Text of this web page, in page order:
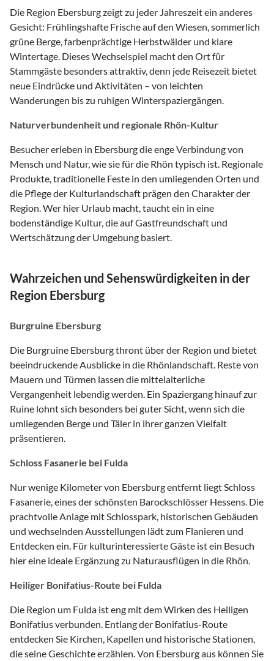
Die Region Ebersburg zeigt zu jeder Jahreszeit ein anderes
Gesicht: Frühlingshafte Frische auf den Wiesen, sommerlich
grüne Berge, farbenprächtige Herbstwälder und klare
Wintertage. Dieses Wechselspiel macht den Ort für
Stammgäste besonders attraktiv, denn jede Reisezeit bietet
neue Eindrücke und Aktivitäten – von leichten
Wanderungen bis zu ruhigen Winterspaziergängen.
Naturverbundenheit und regionale Rhön-Kultur
Besucher erleben in Ebersburg die enge Verbindung von
Mensch und Natur, wie sie für die Rhön typisch ist. Regionale
Produkte, traditionelle Feste in den umliegenden Orten und
die Pflege der Kulturlandschaft prägen den Charakter der
Region. Wer hier Urlaub macht, taucht ein in eine
bodenständige Kultur, die auf Gastfreundschaft und
Wertschätzung der Umgebung basiert.
Wahrzeichen und Sehenswürdigkeiten in der
Region Ebersburg
Burgruine Ebersburg
Die Burgruine Ebersburg thront über der Region und bietet
beeindruckende Ausblicke in die Rhönlandschaft. Reste von
Mauern und Türmen lassen die mittelalterliche
Vergangenheit lebendig werden. Ein Spaziergang hinauf zur
Ruine lohnt sich besonders bei guter Sicht, wenn sich die
umliegenden Berge und Täler in ihrer ganzen Vielfalt
präsentieren.
Schloss Fasanerie bei Fulda
Nur wenige Kilometer von Ebersburg entfernt liegt Schloss
Fasanerie, eines der schönsten Barockschlösser Hessens. Die
prachtvolle Anlage mit Schlosspark, historischen Gebäuden
und wechselnden Ausstellungen lädt zum Flanieren und
Entdecken ein. Für kulturinteressierte Gäste ist ein Besuch
hier eine ideale Ergänzung zu Naturausflügen in die Rhön.
Heiliger Bonifatius-Route bei Fulda
Die Region um Fulda ist eng mit dem Wirken des Heiligen
Bonifatius verbunden. Entlang der Bonifatius-Route
entdecken Sie Kirchen, Kapellen und historische Stationen,
die seine Geschichte erzählen. Von Ebersburg aus können Sie